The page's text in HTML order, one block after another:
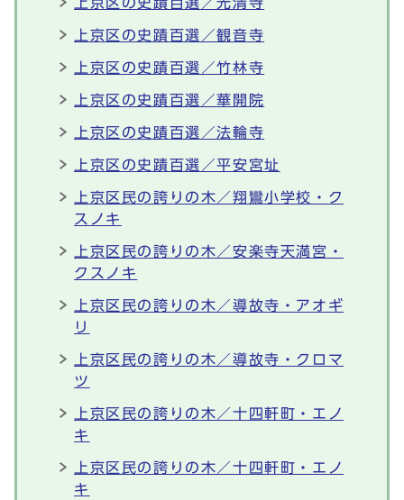
上京区の史蹟百選／観音寺
上京区の史蹟百選／竹林寺
上京区の史蹟百選／華開院
上京区の史蹟百選／法輪寺
上京区の史蹟百選／平安宮址
上京区民の誇りの木／翔鸞小学校・ク
スノキ
上京区民の誇りの木／安楽寺天満宮・
クスノキ
上京区民の誇りの木／導故寺・アオギ
リ
上京区民の誇りの木／導故寺・クロマ
ツ
上京区民の誇りの木／十四軒町・エノ
キ
上京区民の誇りの木／十四軒町・エノ
キ